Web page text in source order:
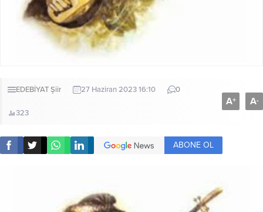
EDEBİYATŞiir 27 Haziran 2023 16:10 0
323
A+ A-
ABONE OL